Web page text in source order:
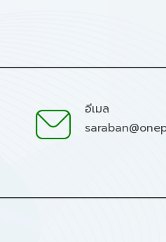
อีเมล